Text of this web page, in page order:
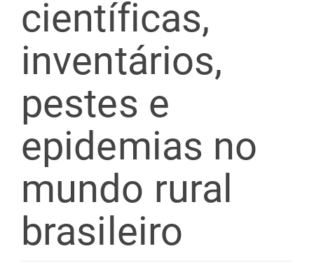
científicas,
inventários,
pestes e
epidemias no
mundo rural
brasileiro